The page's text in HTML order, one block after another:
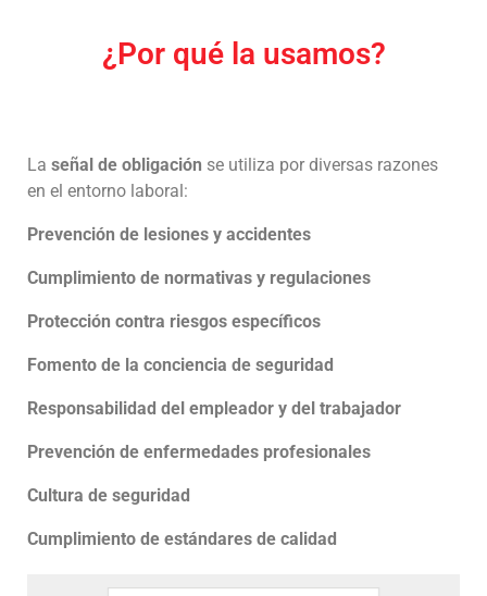
¿Por qué la usamos?
La señal de obligación se utiliza por diversas razones
en el entorno laboral:
Prevención de lesiones y accidentes
Cumplimiento de normativas y regulaciones
Protección contra riesgos específicos
Fomento de la conciencia de seguridad
Responsabilidad del empleador y del trabajador
Prevención de enfermedades profesionales
Cultura de seguridad
Cumplimiento de estándares de calidad